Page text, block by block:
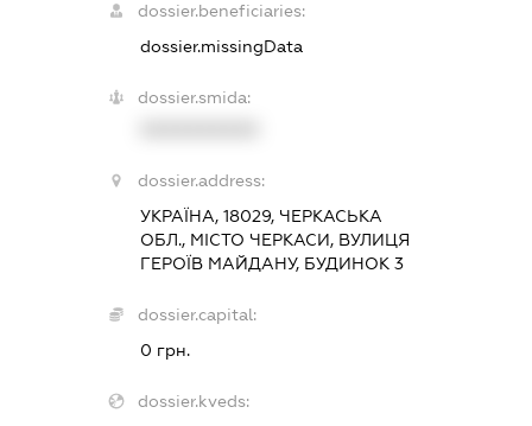
dossier.beneficiaries:
dossier.missingData
dossier.smida:
dossier.address:
УКРАЇНА, 18029, ЧЕРКАСЬКА
ОБЛ., МІСТО ЧЕРКАСИ, ВУЛИЦЯ
ГЕРОЇВ МАЙДАНУ, БУДИНОК 3
dossier.capital:
0 грн.
dossier.kveds: